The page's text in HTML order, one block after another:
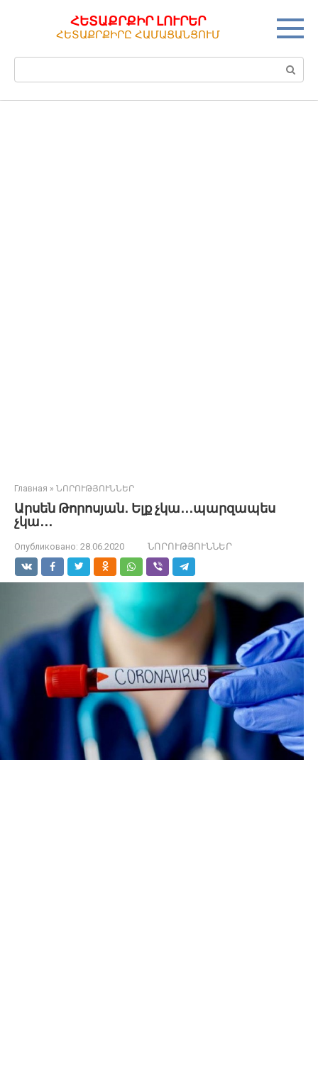
ՀԵՏԱՔՐՔԻՐ ԼՈՒՐԵՐ
ՀԵՏԱՔՐՔԻՐԸ ՀԱՄԱՑԱՆՑՈՒՄ
Поиск:
Главная » ՆՈՐՈՒԹՅՈՒՆՆԵՐ
Արսեն Թորոսյան․ Ելք չկա․․․պարզապես
չկա․․․
Опубликовано: 28.06.2020 ՆՈՐՈՒԹՅՈՒՆՆԵՐ